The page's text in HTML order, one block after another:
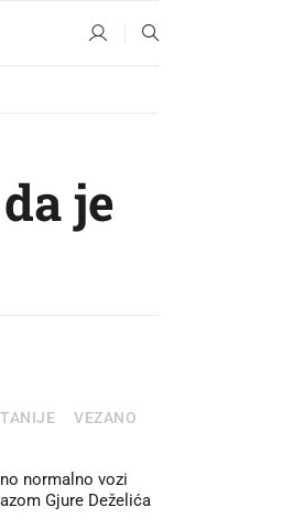
je
VEZANO
normalno vozi
Gjure Deželića